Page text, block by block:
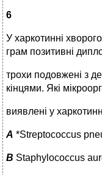
6
У харкотинні
грам позитивні
трохи подовжені з
кінцями. Які
виявлені у
A *Streptococcus
B Staphylococcus